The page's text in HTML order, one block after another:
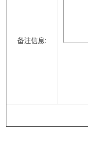
备注信息: